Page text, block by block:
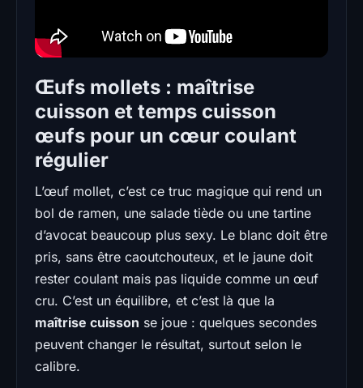
Œufs mollets : maîtrise
cuisson et temps cuisson
œufs pour un cœur coulant
régulier
L’œuf mollet, c’est ce truc magique qui rend un
bol de ramen, une salade tiède ou une tartine
d’avocat beaucoup plus sexy. Le blanc doit être
pris, sans être caoutchouteux, et le jaune doit
rester coulant mais pas liquide comme un œuf
cru. C’est un équilibre, et c’est là que la
maîtrise cuisson se joue : quelques secondes
peuvent changer le résultat, surtout selon le
calibre.